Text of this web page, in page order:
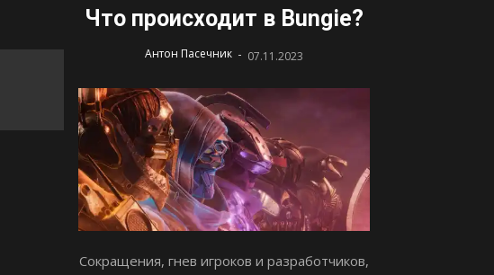
Что происходит в Bungie?
Антон Пасечник - 07.11.2023
Сокращения, гнев игроков и разработчиков,